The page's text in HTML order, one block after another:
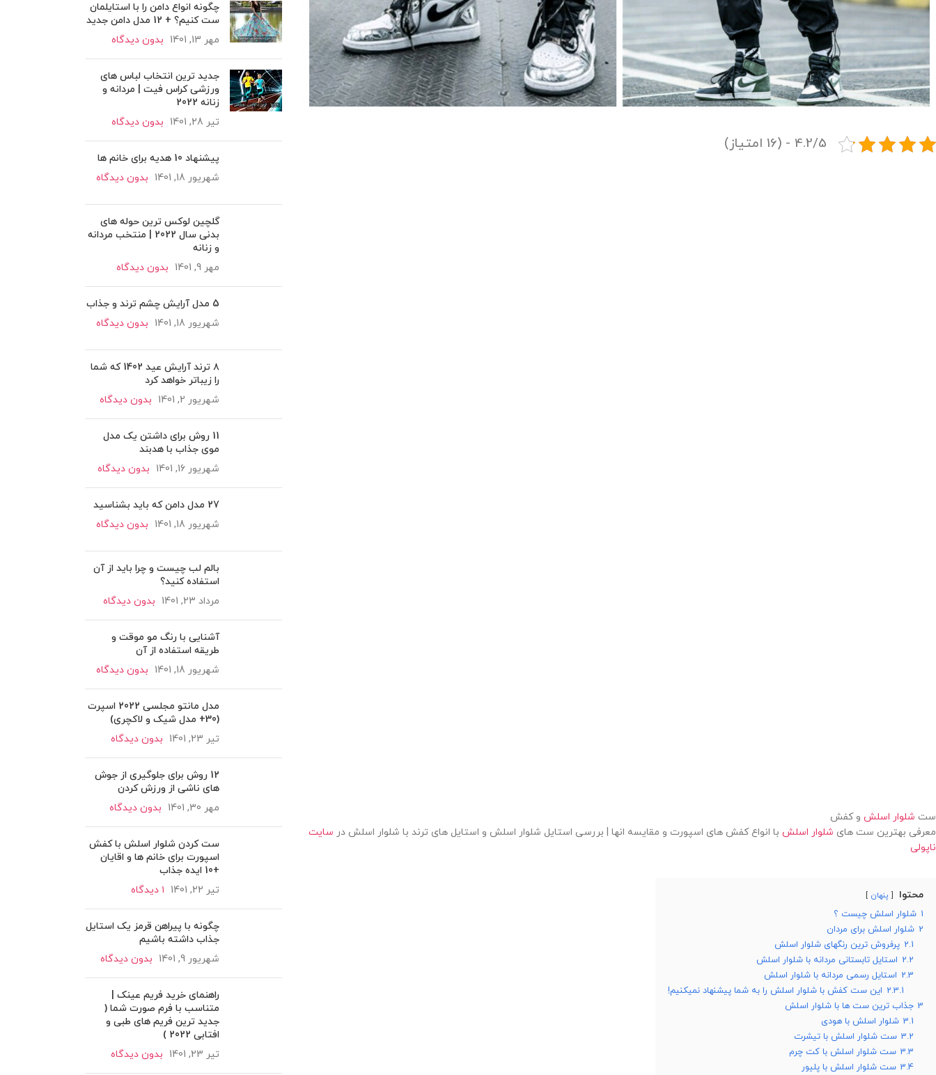
4.2/5 - (16 امتیاز)
ست شلوار اسلش و کفش
معرفی بهترین ست های شلوار اسلش با انواع کفش های اسپورت و مقایسه انها | بررسی استایل شلوار اسلش و استایل های ترند با شلوار اسلش در سایت
ناپولی
محتوا پنهان
1 شلوار اسلش چیست ؟
2 شلوار اسلش برای مردان
2.1 پرفروش ترین رنگهای شلوار اسلش
2.2 استایل تابستانی مردانه با شلوار اسلش
2.3 استایل رسمی مردانه با شلوار اسلش
2.3.1 این ست کفش با شلوار اسلش را به شما پیشنهاد نمیکنیم!
3 جذاب ترین ست ها با شلوار اسلش
3.1 شلوار اسلش با هودی
3.2 ست شلوار اسلش با تیشرت
3.3 ست شلوار اسلش با کت چرم
3.4 ست شلوار اسلش با پلیور
چگونه انواع دامن را با استایلمان
ست کنیم؟ + 12 مدل دامن جدید
مهر 13, 1401
بدون دیدگاه
جدید ترین انتخاب لباس های
ورزشی کراس فیت | مردانه و
زنانه 2022
تیر 28, 1401
بدون دیدگاه
پیشنهاد 10 هدیه برای خانم ها
شهریور 18, 1401
بدون دیدگاه
گلچین لوکس ترین حوله های
بدنی سال 2022 | منتخب مردانه
و زنانه
مهر 9, 1401
بدون دیدگاه
5 مدل آرایش چشم ترند و جذاب
شهریور 18, 1401
بدون دیدگاه
۸ ترند آرایش عید 1402 که شما
را زیباتر خواهد کرد
شهریور 2, 1401
بدون دیدگاه
11 روش برای داشتن یک مدل
موی جذاب با هدبند
شهریور 16, 1401
بدون دیدگاه
27 مدل دامن که باید بشناسید
شهریور 18, 1401
بدون دیدگاه
بالم لب چیست و چرا باید از آن
استفاده کنید؟
مرداد 23, 1401
بدون دیدگاه
آشنایی با رنگ مو موقت و
طریقه استفاده از آن
شهریور 18, 1401
بدون دیدگاه
مدل مانتو مجلسی 2022 اسپرت
(30+ مدل شیک و لاکچری)
تیر 23, 1401
بدون دیدگاه
12 روش برای جلوگیری از جوش
های ناشی از ورزش کردن
مهر 30, 1401
بدون دیدگاه
ست کردن شلوار اسلش با کفش
اسپورت برای خانم ها و اقایان
+10 ایده جذاب
تیر 22, 1401
۱ دیدگاه
چگونه با پیراهن قرمز یک استایل
جذاب داشته باشیم
شهریور 9, 1401
بدون دیدگاه
راهنمای خرید فریم عینک |
متناسب با فرم صورت شما (
جدید ترین فریم های طبی و
افتابی 2022 )
تیر 23, 1401
بدون دیدگاه